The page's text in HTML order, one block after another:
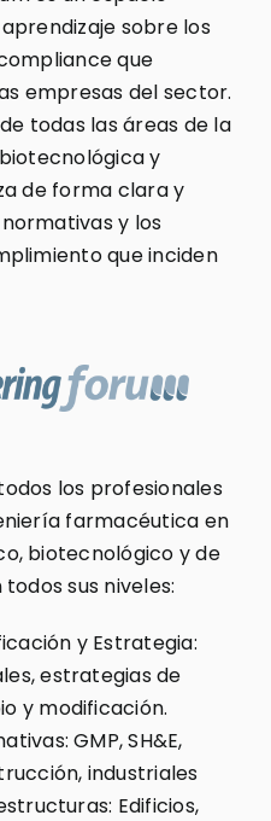
sobre los
que
empresas del sector.
todas las áreas de la
y
de forma clara y
y los
que inciden
los profesionales
farmacéutica en
biotecnológico y de
sus niveles:
y Estrategia:
estrategias de
y modificación.
GMP, SH&E,
industriales
Edificios,